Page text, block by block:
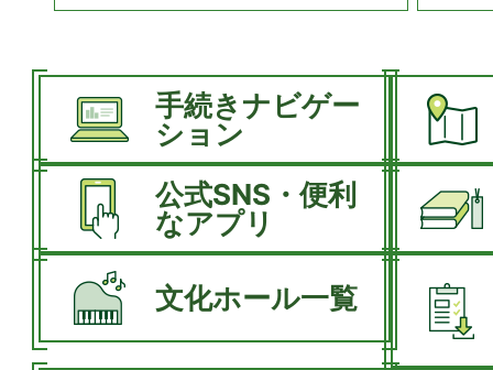
手続きナビゲー
ション
公式SNS・便利
なアプリ
文化ホール一覧